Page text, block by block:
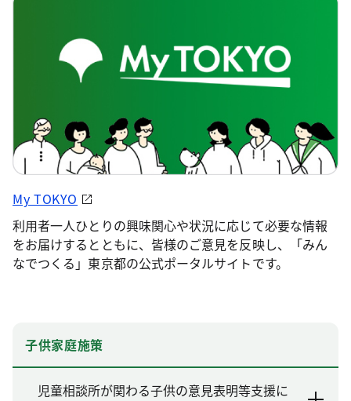
My TOKYO
利用者一人ひとりの興味関心や状況に応じて必要な情報
をお届けするとともに、皆様のご意見を反映し、「みん
なでつくる」東京都の公式ポータルサイトです。
子供家庭施策
児童相談所が関わる子供の意見表明等支援に